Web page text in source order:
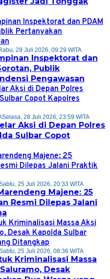
29 Juli 2026, 09:29 WITA
Inspektorat dan
Publik
Pengawasan
Selasa, 28 Juli 2026, 23:59 WITA
Aksi di Depan Polres
Sulbar Copot
25 Juli 2026, 20:33 WITA
Majene: 25
Resmi Dilepas Jalani
25 Juli 2026, 08:36 WITA
Kriminalisasi Massa
Desak